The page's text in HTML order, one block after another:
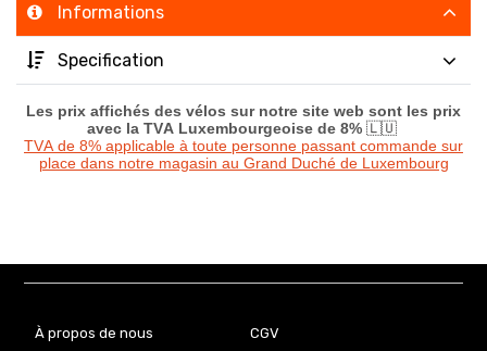
Informations
Specification
Les prix affichés des vélos sur notre site web sont les prix
avec la TVA Luxembourgeoise de 8% 🇱🇺
TVA de 8% applicable à toute personne passant commande sur
place dans notre magasin au Grand Duché de Luxembourg
À propos de nous CGV